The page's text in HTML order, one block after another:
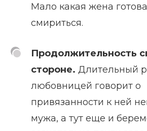
Мало какая жена
смириться.
Продолжительность
стороне. Длительный
любовницей говорит о
привязанности к ней
мужа, а тут еще и